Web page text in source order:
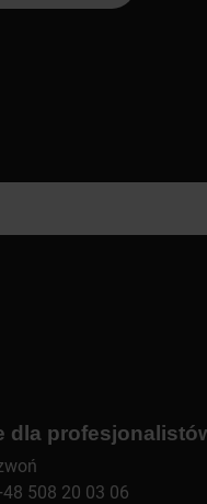
dla
508 20 03 06